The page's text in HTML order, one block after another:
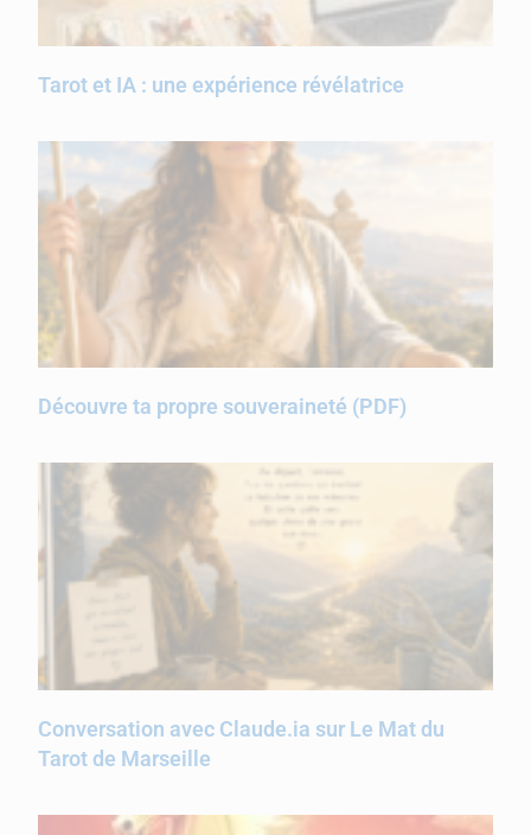
Tarot et IA : une expérience révélatrice
Découvre ta propre souveraineté (PDF)
Conversation avec Claude.ia sur Le Mat du
Tarot de Marseille